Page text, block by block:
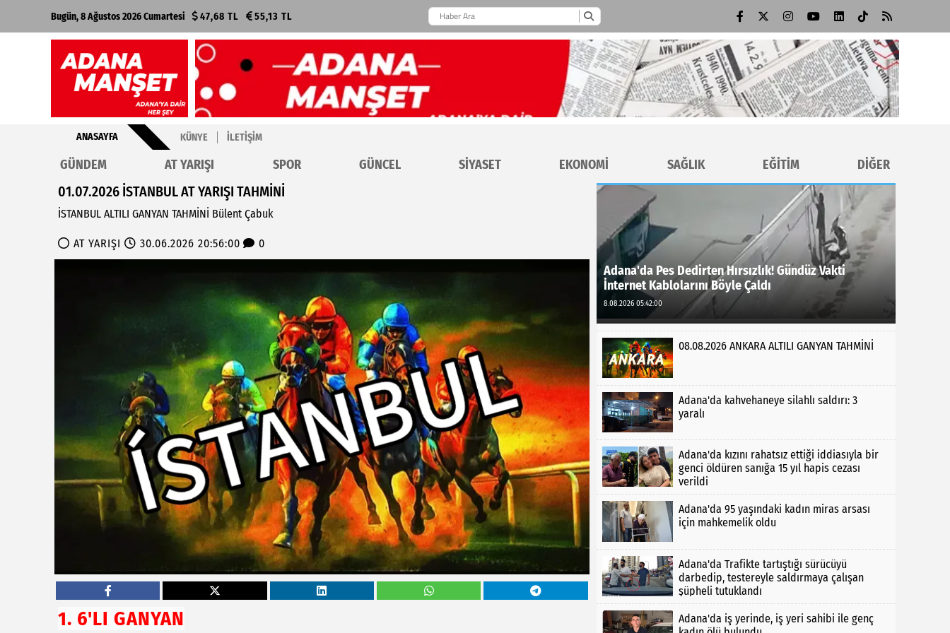
Bugün, 8 Ağustos 2026 Cumartesi 47,68 TL 55,13 TL
ANASAYFA KÜNYE İLETIŞIM
GÜNDEM AT YARIŞI SPOR GÜNCEL SİYASET EKONOMİ SAĞLIK EĞİTİM DİĞER
01.07.2026 İSTANBUL AT YARIŞI TAHMİNİ
İSTANBUL ALTILI GANYAN TAHMİNİ Bülent Çabuk
AT YARIŞI 30.06.2026 20:56:00 0
1. 6'LI GANYAN
Adana'da Pes Dedirten Hırsızlık! Gündüz Vakti
İnternet Kablolarını Böyle Çaldı
8.08.2026 05:42:00
08.08.2026 ANKARA ALTILI GANYAN TAHMİNİ
Adana'da kahvehaneye silahlı saldırı: 3
yaralı
Adana'da kızını rahatsız ettiği iddiasıyla bir
genci öldüren sanığa 15 yıl hapis cezası
verildi
Adana'da 95 yaşındaki kadın miras arsası
için mahkemelik oldu
Adana'da Trafikte tartıştığı sürücüyü
darbedip, testereyle saldırmaya çalışan
şüpheli tutuklandı
Adana'da iş yerinde, iş yeri sahibi ile genç